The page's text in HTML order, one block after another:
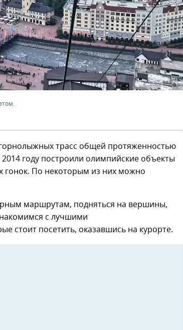
трасс общей протяженностью
году построили олимпийские объекты
гонок. По некоторым из них можно
маршрутам, подняться на вершины,
с лучшими
стоит посетить, оказавшись на курорте.